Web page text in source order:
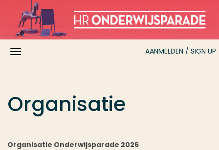
AANMELDEN / SIGN UP
Organisatie
Organisatie Onderwijsparade 2026